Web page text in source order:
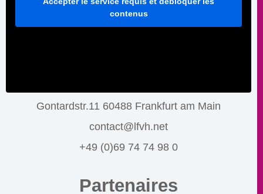
contenus
Gontardstr.11 60488 Frankfurt am Main
contact@lfvh.net
+49 (0)69 74 74 98 0
Partenaires